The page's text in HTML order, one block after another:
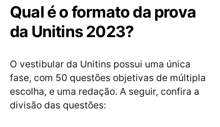
Qual é o formato da prova
da Unitins 2023?
O vestibular da Unitins possui uma única
fase, com 50 questões objetivas de múltipla
escolha, e uma redação. A seguir, confira a
divisão das questões: